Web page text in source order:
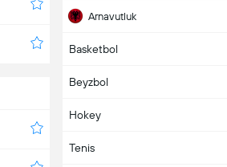
Arnavutluk
Aruba
Asya
Avrupa
Avustralya
Basketbol
Beyzbol
Hokey
Tenis